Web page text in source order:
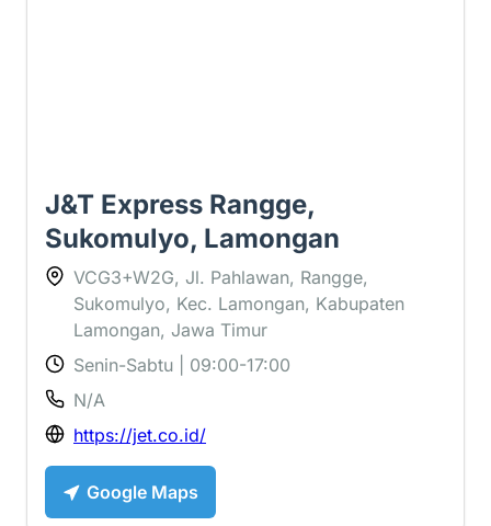
J&T Express Rangge,
Sukomulyo, Lamongan
VCG3+W2G, Jl. Pahlawan, Rangge,
Sukomulyo, Kec. Lamongan, Kabupaten
Lamongan, Jawa Timur
Senin-Sabtu | 09:00-17:00
N/A
https://jet.co.id/
Google Maps